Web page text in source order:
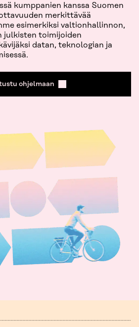
kumppanien kanssa Suomen
merkittävää
esimerkiksi valtionhallinnon,
julkisten toimijoiden
datan, teknologian ja
ohjelmaan